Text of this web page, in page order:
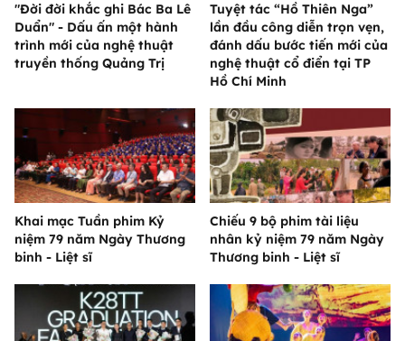
"Đời đời khắc ghi Bác Ba Lê
Duẩn" - Dấu ấn một hành
trình mới của nghệ thuật
truyền thống Quảng Trị
Tuyệt tác “Hồ Thiên Nga”
lần đầu công diễn trọn vẹn,
đánh dấu bước tiến mới của
nghệ thuật cổ điển tại TP
Hồ Chí Minh
Khai mạc Tuần phim Kỷ
niệm 79 năm Ngày Thương
binh - Liệt sĩ
Chiếu 9 bộ phim tài liệu
nhân kỷ niệm 79 năm Ngày
Thương binh - Liệt sĩ